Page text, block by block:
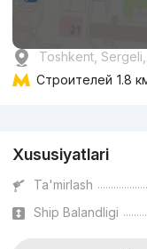
Toshkent, Sergeli,
Строителей 1.8
Xususiyatlari
Ta'mirlash
Ship Balandligi